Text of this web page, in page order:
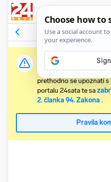
Komentari45
Važna obavijest:
Svaki korisnik koji želi
prethodno se upoznati s
portalu 24sata te sa
2. članka 94. Zakona .
Pravila